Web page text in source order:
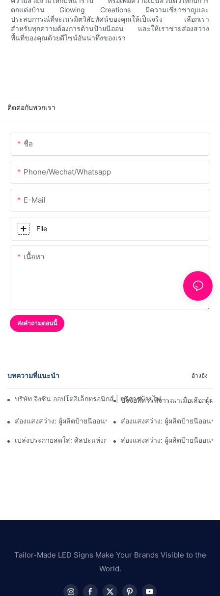
ตกแต่งบ้าน Glowing Creations มีความเชี่ยวชาญและ
ประสบการณ์ที่จะเนรมิตวิสัยทัศน์ของคุณให้เป็นจริง เลือกเรา
สำหรับทุกความต้องการด้านป้ายนีออน และให้เราช่วยส่องสว่าง
พื้นที่ของคุณด้วยดีไซน์อันน่าทึ่งของเรา
ติดต่อกับพวกเรา
ชื่อ
Phone/Wechat/Whatsapp
E-Mail
File
เนื้อหา
ส่งคำถามตอนนี้
บทความที่แนะนำ อ้างอิง
บริษัท จิงซิน ออปโตอิเล็กทรอนิกส์ | บริการป้ายไฟนีออน LED แบบคร
ปัจจัยที่ควรพิจารณาเมื่อเลือกผู้ผ
ส่องแสงสว่าง: ผู้ผลิตป้ายนีออนชั้นนำของโลกส่องแสงสว่าง: ผู้ผลิตป้ายนีออนชั้
เปล่งประกายสดใส: ศิลปะแห่งการผลิตป้ายนีออน1ส่องแสงสว่าง: ผู้ผลิตป้ายนีออนชั้
Tailor-Made LED Signs Make Your Brands Visible to the
World.